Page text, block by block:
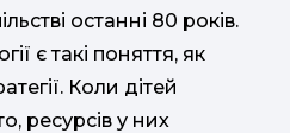
останні 80 років.
є такі поняття, як
Коли дітей
ресурсів у них